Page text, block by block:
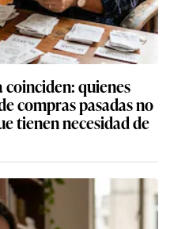
coinciden: quienes
compras pasadas no
tienen necesidad de